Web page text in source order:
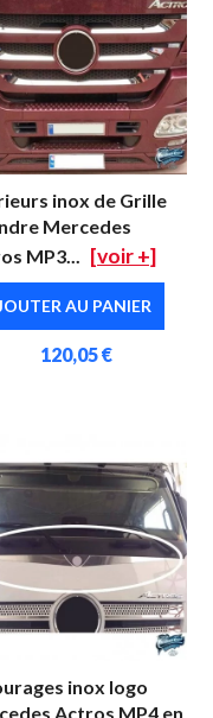
inox de Grille
Mercedes
MP3... [voir +]
AU PANIER
120,05 €
inox logo
Actros MP4 en